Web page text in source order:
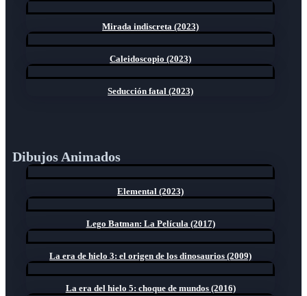
Mirada indiscreta (2023)
Caleidoscopio (2023)
Seducción fatal (2023)
Dibujos Animados
Elemental (2023)
Lego Batman: La Película (2017)
La era de hielo 3: el origen de los dinosaurios (2009)
La era del hielo 5: choque de mundos (2016)